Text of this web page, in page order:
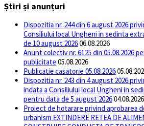
Știri și anunțuri
Dispozitia nr. 244 din 6 august 2026
Consiliului local Ungheni in sedinta
de 10 august 202606.08.2026
Anunt colectiv nr. 6125 din 05.08.2026
publicitate 05.08.2026
Publicatie casatorie 05.08.2026
Dispozitia nr. 243 din 4 august 2026
indata a Consiliului local Ungheni in
pentru data de 5 august 202604.08.2026
Proiect de hotarare privind aprobarea
urbanism EXTINDERE RETEA DE